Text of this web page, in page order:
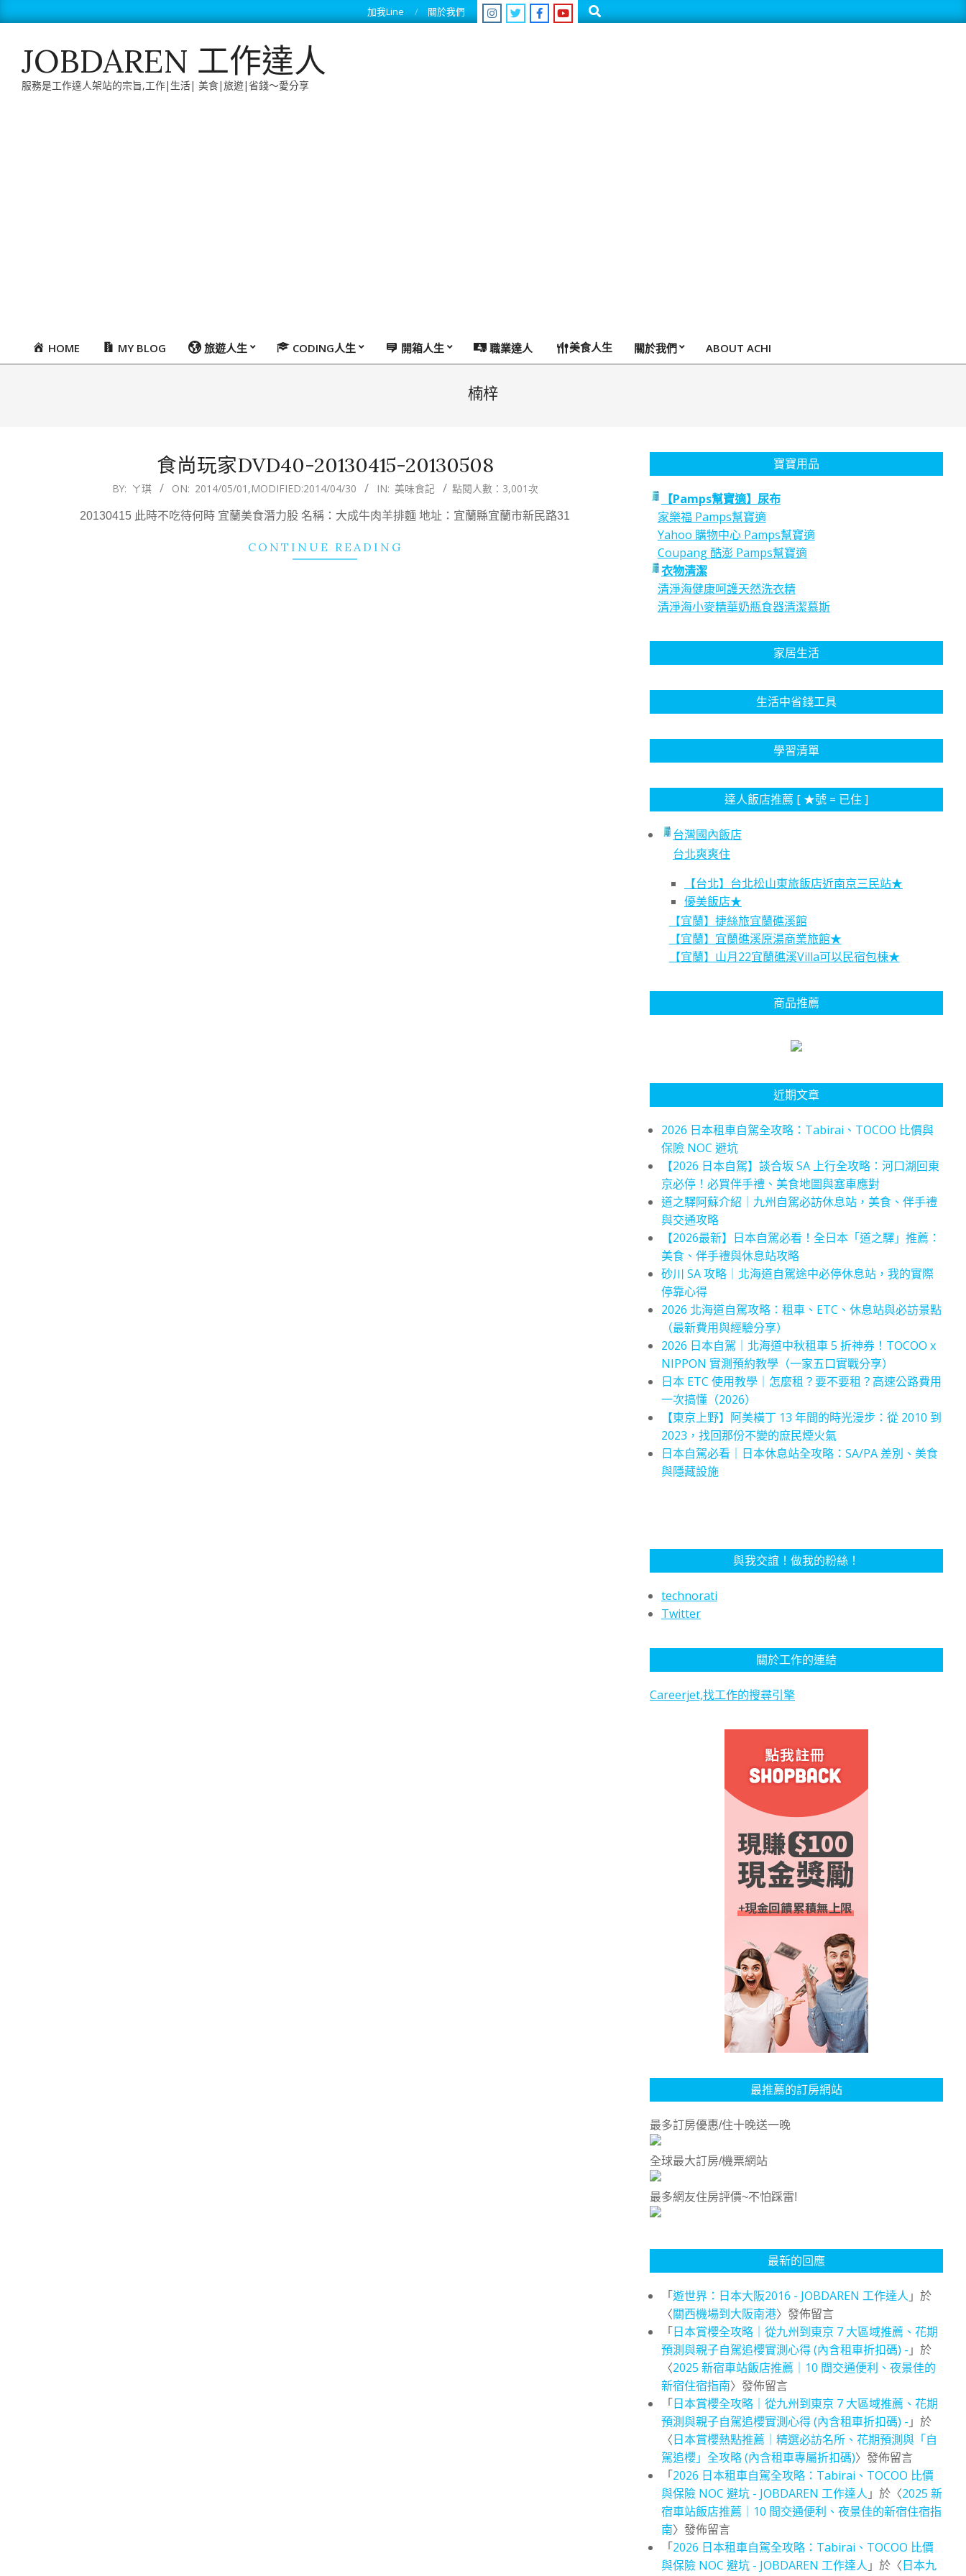
to
加我Line 關於我們 Search
JOBDAREN 工作達人
服務是工作達人架站的宗旨,工作|生活| 美食|旅遊|省錢～愛分享
PrimaryHOME MY BLOG 旅遊人生 CODING人生 開箱人生 職業達人 美食人生 關於我們 ABOUT ACHI
楠梓
食尚玩家DVD40-20130415-20130508
BY: ㄚ琪 ON: 2014/05/01 ,MODIFIED:2014/04/30 IN: 美味食記 點閱人數：3,001次
20130415 此時不吃待何時 宜蘭美食潛力股 名稱：大成牛肉羊排麵 地址：宜蘭縣宜蘭市新民路31
CONTINUE READING
寶寶用品
【Pamps幫寶適】尿布
家樂福 Pamps幫寶適
Yahoo 購物中心 Pamps幫寶適
Coupang 酷澎 Pamps幫寶適
衣物清潔
清淨海健康呵護天然洗衣精
清淨海小麥精華奶瓶食器清潔慕斯
家居生活
生活中省錢工具
學習清單
達人飯店推薦 [ ★號 = 已住 ]
台灣國內飯店
台北爽爽住
【台北】台北松山東旅飯店近南京三民站★
優美飯店★
【宜蘭】捷絲旅宜蘭礁溪館
【宜蘭】宜蘭礁溪原湯商業旅館★
【宜蘭】山月22宜蘭礁溪Villa可以民宿包棟★
商品推薦
近期文章
2026 日本租車自駕全攻略：Tabirai、TOCOO 比價與
保險 NOC 避坑
【2026 日本自駕】談合坂 SA 上行全攻略：河口湖回東
京必停！必買伴手禮、美食地圖與塞車應對
道之驛阿蘇介紹｜九州自駕必訪休息站，美食、伴手禮
與交通攻略
【2026最新】日本自駕必看！全日本「道之驛」推薦：
美食、伴手禮與休息站攻略
砂川 SA 攻略｜北海道自駕途中必停休息站，我的實際
停靠心得
2026 北海道自駕攻略：租車、ETC、休息站與必訪景點
（最新費用與經驗分享）
2026 日本自駕｜北海道中秋租車 5 折神券！TOCOO x
NIPPON 實測預約教學（一家五口實戰分享）
日本 ETC 使用教學｜怎麼租？要不要租？高速公路費用
一次搞懂（2026）
【東京上野】阿美橫丁 13 年間的時光漫步：從 2010 到
2023，找回那份不變的庶民煙火氣
日本自駕必看｜日本休息站全攻略：SA/PA 差別、美食
與隱藏設施
與我交誼！做我的粉絲！
technorati
Twitter
關於工作的連結
Careerjet,找工作的搜尋引擎
最推薦的訂房網站
最多訂房優惠/住十晚送一晚
全球最大訂房/機票網站
最多網友住房評價~不怕踩雷!
最新的回應
「遊世界：日本大阪2016 - JOBDAREN 工作達人 」於
〈關西機場到大阪南港〉發佈留言
「日本賞櫻全攻略｜從九州到東京 7 大區域推薦、花期
預測與親子自駕追櫻實測心得 (內含租車折扣碼) - 」於
〈2025 新宿車站飯店推薦｜10 間交通便利、夜景佳的
新宿住宿指南〉發佈留言
「日本賞櫻全攻略｜從九州到東京 7 大區域推薦、花期
預測與親子自駕追櫻實測心得 (內含租車折扣碼) - 」於
〈日本賞櫻熱點推薦｜精選必訪名所、花期預測與「自
駕追櫻」全攻略 (內含租車專屬折扣碼)〉發佈留言
「2026 日本租車自駕全攻略：Tabirai、TOCOO 比價
與保險 NOC 避坑 - JOBDAREN 工作達人 」於〈2025 新
宿車站飯店推薦｜10 間交通便利、夜景佳的新宿住宿指
南〉發佈留言
「2026 日本租車自駕全攻略：Tabirai、TOCOO 比價
與保險 NOC 避坑 - JOBDAREN 工作達人 」於〈日本九